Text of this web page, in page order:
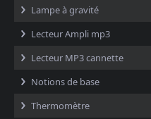
Lampe à gravité
Lecteur Ampli mp3
Lecteur MP3 cannette
Notions de base
Thermomètre